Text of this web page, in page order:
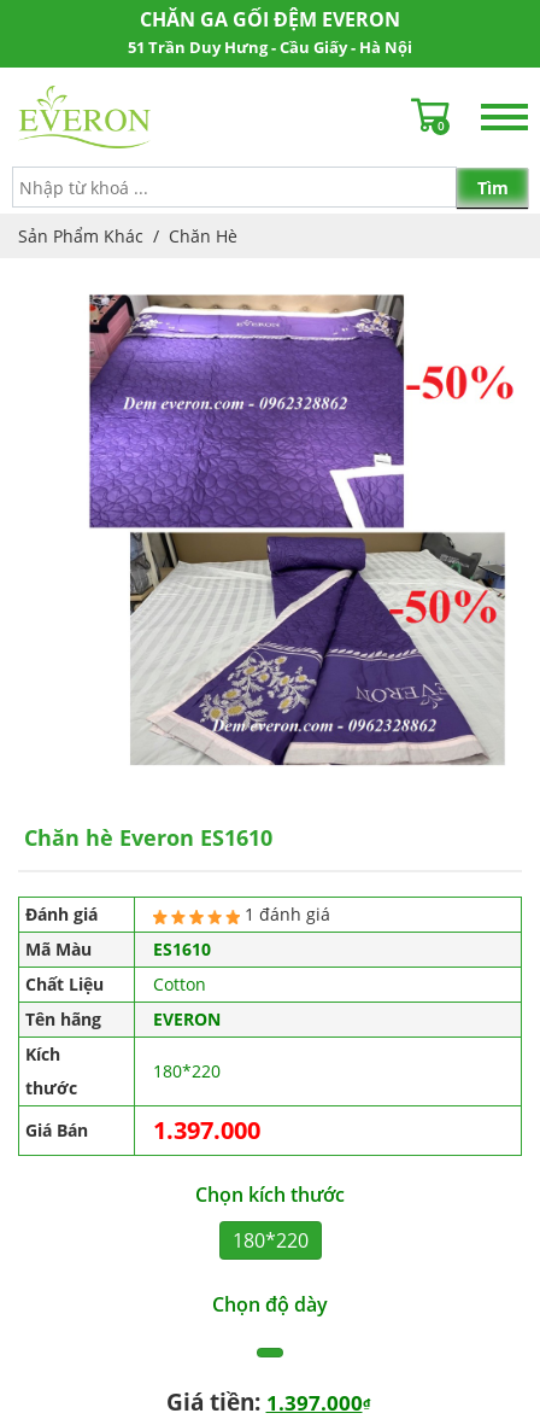
CHĂN GA GỐI ĐỆM EVERON
51 Trần Duy Hưng - Cầu Giấy - Hà Nội
0
Sản Phẩm Khác / Chăn Hè
Chăn hè Everon ES1610
Đánh giá
1 đánh giá
Mã Màu
ES1610
Chất Liệu
Cotton
Tên hãng
EVERON
Kích
thước
180*220
Giá Bán 1.397.000
Chọn kích thước
180*220
Chọn độ dày
Giá tiền: 1.397.000₫